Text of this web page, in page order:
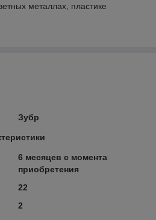
металлах, пластике
Зубр
6 месяцев с момента
приобретения
22
2